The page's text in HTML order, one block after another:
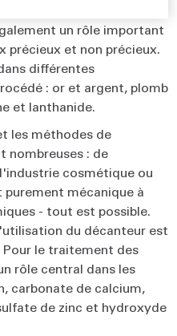
un rôle important
précieux et non précieux.
différentes
: or et argent, plomb
et lanthanide.
les méthodes de
nombreuses : de
cosmétique ou
mécanique à
- tout est possible.
du décanteur est
le traitement des
rôle central dans les
carbonate de calcium,
de zinc et hydroxyde